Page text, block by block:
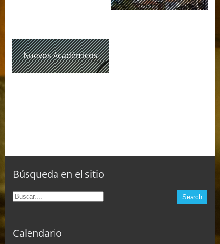
Nuevos Académicos
Búsqueda en el sitio
Calendario